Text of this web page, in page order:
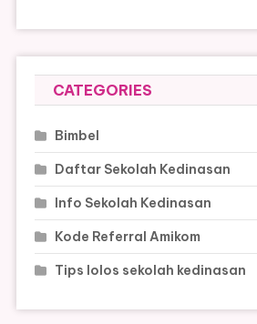
CATEGORIES
Bimbel
Daftar Sekolah Kedinasan
Info Sekolah Kedinasan
Kode Referral Amikom
Tips lolos sekolah kedinasan